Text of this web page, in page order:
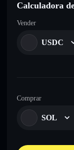
Calculadora
Vender
USDC
Comprar
SOL